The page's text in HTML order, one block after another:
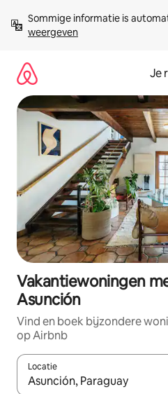
direct
naar
Sommige informatie is
weergeven
Je
Vakantiewoningen
Asunción
Vind en boek bijzondere
op Airbnb
Locatie
Wanneer er suggesties